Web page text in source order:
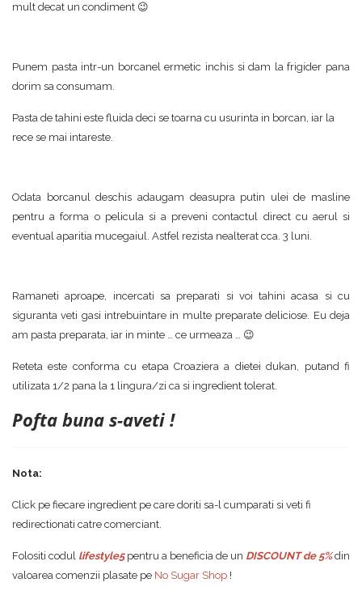
mult decat un condiment 😉
Punem pasta intr-un borcanel ermetic inchis si dam la frigider pana
dorim sa consumam.
Pasta de tahini este fluida deci se toarna cu usurinta in borcan, iar la
rece se mai intareste.
Odata borcanul deschis adaugam deasupra putin ulei de masline
pentru a forma o pelicula si a preveni contactul direct cu aerul si
eventual aparitia mucegaiul. Astfel rezista nealterat cca. 3 luni.
Ramaneti aproape, incercati sa preparati si voi tahini acasa si cu
siguranta veti gasi intrebuintare in multe preparate deliciose. Eu deja
am pasta preparata, iar in minte … ce urmeaza … 😉
Reteta este conforma cu etapa Croaziera a dietei dukan, putand fi
utilizata 1/2 pana la 1 lingura/zi ca si ingredient tolerat.
Pofta buna s-aveti !
Nota:
Click pe fiecare ingredient pe care doriti sa-l cumparati si veti fi
redirectionati catre comerciant.
Folositi codul lifestyle5pentru a beneficia de un DISCOUNT de 5%din
valoarea comenzii plasate pe No Sugar Shop !